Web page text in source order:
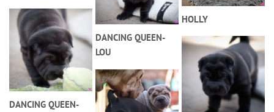
DANCING QUEEN-
DANCING QUEEN-
LOU
HOLLY